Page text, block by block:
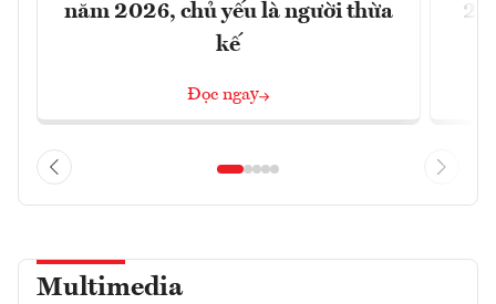
năm 2026, chủ yếu là người thừa
kế
Đọc ngay
Multimedia